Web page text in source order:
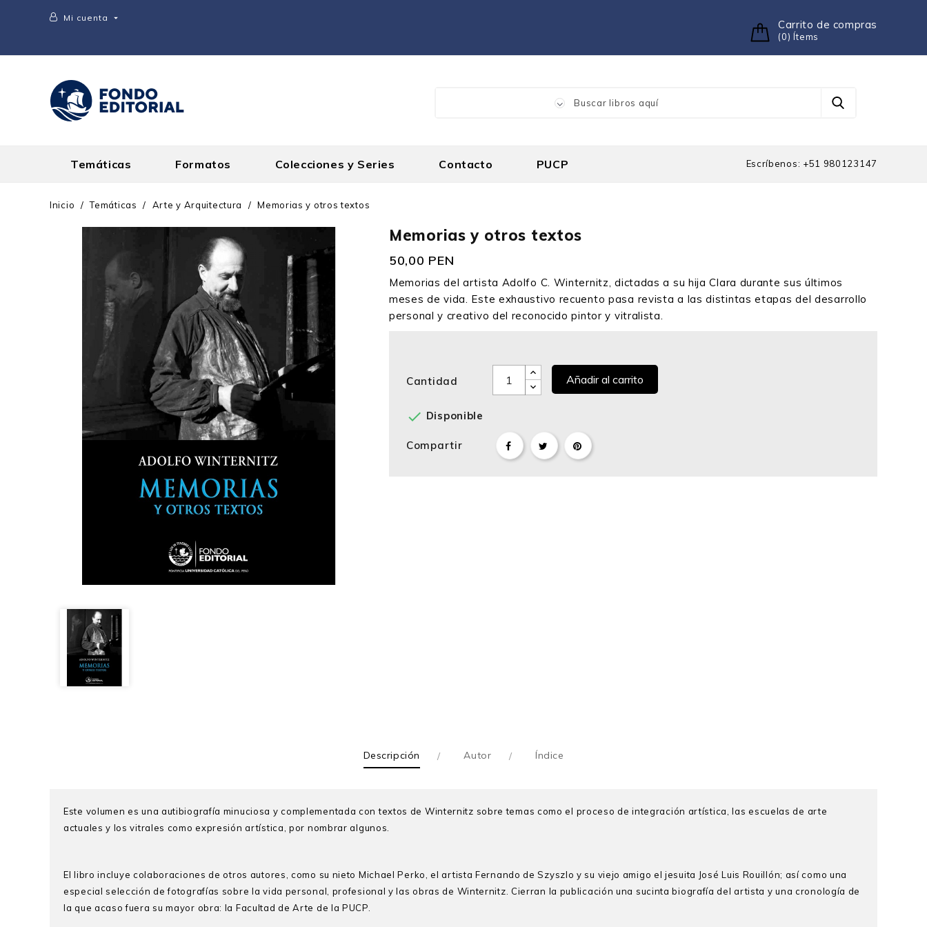
Mi cuenta 
Carrito de compras
(0) Ítems
Temáticas Formatos Colecciones y Series Contacto PUCP Escríbenos: +51 980123147
Inicio Temáticas Arte y Arquitectura Memorias y otros textos
Memorias y otros textos
50,00 PEN
Memorias del artista Adolfo C. Winternitz, dictadas a su hija Clara durante sus últimos
meses de vida. Este exhaustivo recuento pasa revista a las distintas etapas del desarrollo
personal y creativo del reconocido pintor y vitralista.
Cantidad Añadir al carrito
 Disponible
Compartir
Descripción Autor Índice
Este volumen es una autibiografía minuciosa y complementada con textos de Winternitz sobre temas como el proceso de integración artística, las escuelas de arte
actuales y los vitrales como expresión artística, por nombrar algunos.
El libro incluye colaboraciones de otros autores, como su nieto Michael Perko, el artista Fernando de Szyszlo y su viejo amigo el jesuita José Luis Rouillón; así como una
especial selección de fotografías sobre la vida personal, profesional y las obras de Winternitz. Cierran la publicación una sucinta biografía del artista y una cronología de
la que acaso fuera su mayor obra: la Facultad de Arte de la PUCP.